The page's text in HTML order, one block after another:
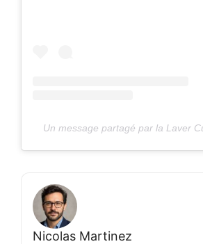
Un message partagé par la Laver
Nicolas Martinez